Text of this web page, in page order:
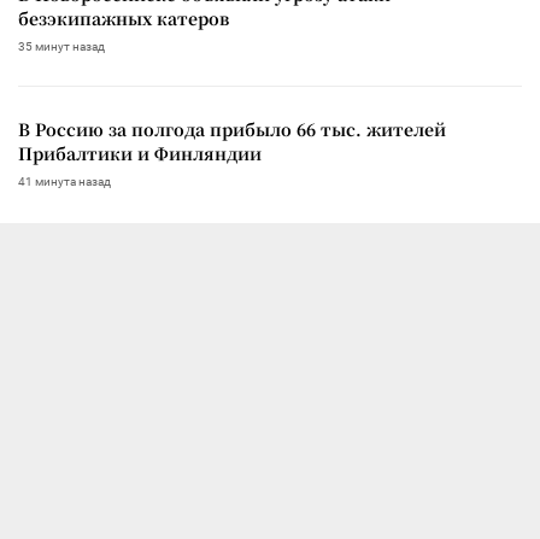
безэкипажных катеров
35 минут назад
В Россию за полгода прибыло 66 тыс. жителей
Прибалтики и Финляндии
41 минута назад